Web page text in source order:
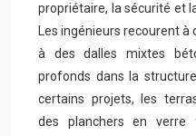
propriétaire, la sécurité et
Les ingénieurs recourent
à des dalles mixtes
profonds dans la
certains projets, les
des planchers en verre